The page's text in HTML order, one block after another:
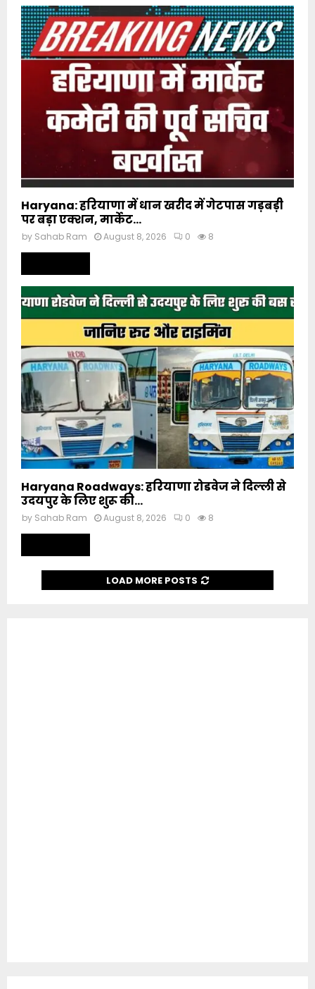
Haryana: हरियाणा में धान खरीद में गेटपास गड़बड़ी
पर बड़ा एक्शन, मार्केट...
by Sahab Ram August 8, 2026 0 8
Haryana Roadways: हरियाणा रोडवेज ने दिल्ली से
उदयपुर के लिए शुरू की...
by Sahab Ram August 8, 2026 0 8
LOAD MORE POSTS